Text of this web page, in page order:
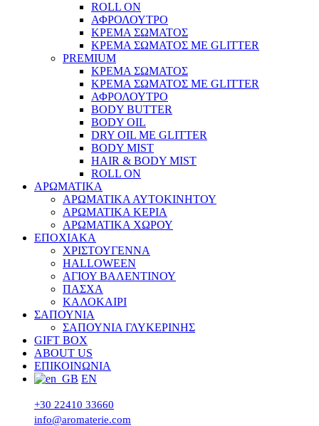
ROLL ON
ΑΦΡΟΛΟΥΤΡΟ
ΚΡΕΜΑ ΣΩΜΑΤΟΣ
ΚΡΕΜΑ ΣΩΜΑΤΟΣ ΜΕ GLITTER
PREMIUM
ΚΡΕΜΑ ΣΩΜΑΤΟΣ
ΚΡΕΜΑ ΣΩΜΑΤΟΣ ΜΕ GLITTER
ΑΦΡΟΛΟΥΤΡΟ
BODY BUTTER
BODY OIL
DRY OIL ΜΕ GLITTER
BODY MIST
HAIR & BODY MIST
ROLL ON
ΑΡΩΜΑΤΙΚΑ
ΑΡΩΜΑΤΙΚΑ ΑΥΤΟΚΙΝΗΤΟΥ
ΑΡΩΜΑΤΙΚΑ ΚΕΡΙΑ
ΑΡΩΜΑΤΙΚΑ ΧΩΡΟΥ
ΕΠΟΧΙΑΚΑ
ΧΡΙΣΤΟΥΓΕΝΝΑ
HALLOWEEN
ΑΓΙΟΥ ΒΑΛΕΝΤΙΝΟΥ
ΠΑΣΧΑ
ΚΑΛΟΚΑΙΡΙ
ΣΑΠΟΥΝΙΑ
ΣΑΠΟΥΝΙΑ ΓΛΥΚΕΡΙΝΗΣ
GIFT BOX
ABOUT US
ΕΠΙΚΟΙΝΩΝΙΑ
EN
+30 22410 33660
info@aromaterie.com